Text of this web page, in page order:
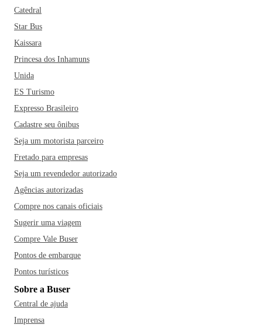
Catedral
Star Bus
Kaissara
Princesa dos Inhamuns
Unida
ES Turismo
Expresso Brasileiro
Cadastre seu ônibus
Seja um motorista parceiro
Fretado para empresas
Seja um revendedor autorizado
Agências autorizadas
Compre nos canais oficiais
Sugerir uma viagem
Compre Vale Buser
Pontos de embarque
Pontos turísticos
Sobre a Buser
Central de ajuda
Imprensa